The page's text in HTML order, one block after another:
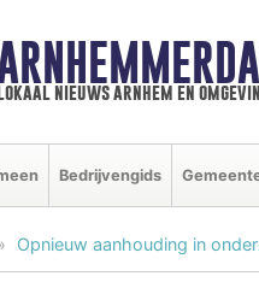
nieuws arnhem en
Bedrijvengids
Opnieuw aanhouding in